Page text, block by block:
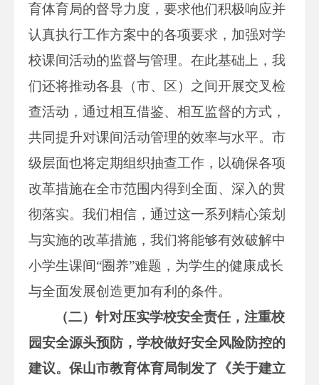
育体育局的督导力度，要求他们积极响应并
认真执行工作方案中的各项要求，加强对学
校课间活动的监督与管理。在此基础上，我
们还将推动各县（市、区）之间开展交叉检
查活动，通过相互借鉴、相互监督的方式，
共同提升对课间活动管理的效率与水平。市
级层面也将定期组织抽查工作，以确保各项
改革措施在全市范围内得到全面、深入的贯
彻落实。我们相信，通过这一系列精心策划
与实施的改革措施，我们将能够有效破解中
小学生课间“圈养”难题，为学生的健康成长
与全面发展创造更加有利的条件。
（二）针对压实学校安全责任，注重校
园安全源头预防，学校做好安全风险防控的
建议。保山市教育体育局制发了《关于建立